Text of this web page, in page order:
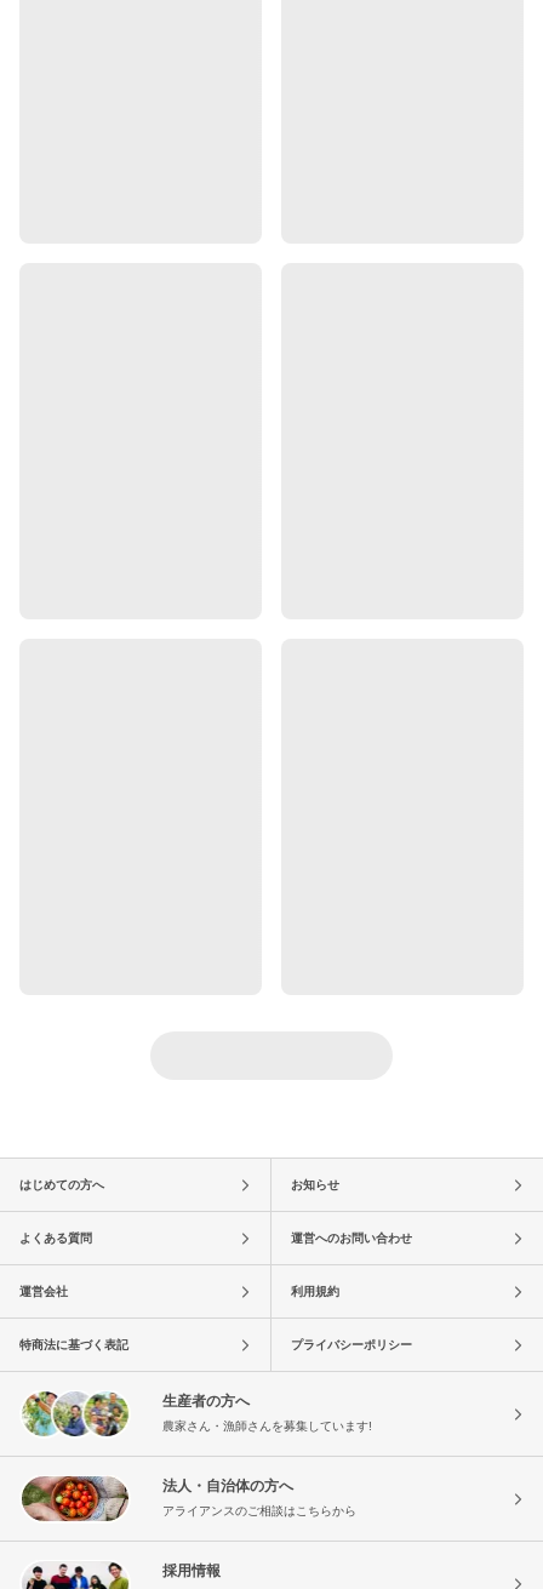
はじめての方へ お知らせ
よくある質問 運営へのお問い合わせ
運営会社 利用規約
特商法に基づく表記 プライバシーポリシー
生産者の方へ
農家さん・漁師さんを募集しています!
法人・自治体の方へ
アライアンスのご相談はこちらから
採用情報